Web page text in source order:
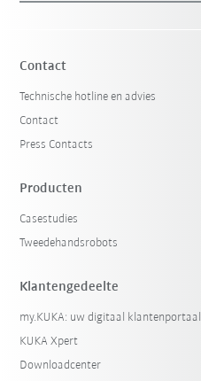
Contact
Technische hotline en advies
Contact
Press Contacts
Producten
Casestudies
Tweedehandsrobots
Klantengedeelte
my.KUKA: uw digitaal klantenportaal
KUKA Xpert
Downloadcenter